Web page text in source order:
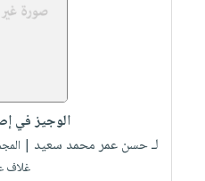
الوجيز في
لـ حسن عمر محمد سعيد |
غلاف